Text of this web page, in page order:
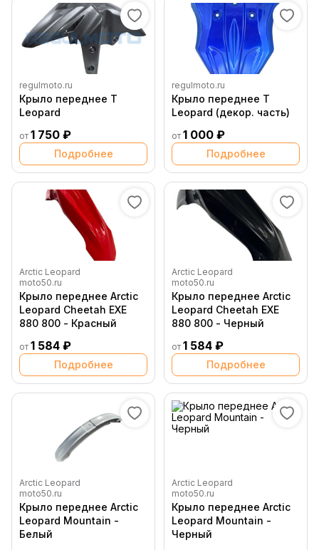
regulmoto.ru
Крыло переднее T
Leopard
от 1 750 ₽
Подробнее
regulmoto.ru
Крыло переднее T
Leopard (декор. часть)
от 1 000 ₽
Подробнее
Arctic Leopard
moto50.ru
Крыло переднее Arctic
Leopard Cheetah EXE
880 800 - Красный
от 1 584 ₽
Подробнее
Arctic Leopard
moto50.ru
Крыло переднее Arctic
Leopard Cheetah EXE
880 800 - Черный
от 1 584 ₽
Подробнее
Arctic Leopard
moto50.ru
Крыло переднее Arctic
Leopard Mountain -
Белый
Arctic Leopard
moto50.ru
Крыло переднее Arctic
Leopard Mountain -
Черный